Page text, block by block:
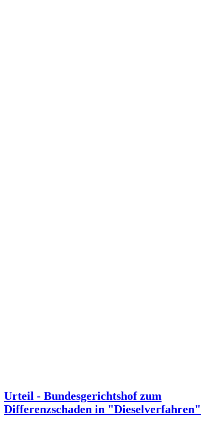
Urteil - Bundesgerichtshof zum
Differenzschaden in "Dieselverfahren"